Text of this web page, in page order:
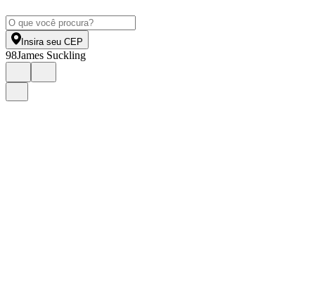
Insira seu CEP
98James Suckling